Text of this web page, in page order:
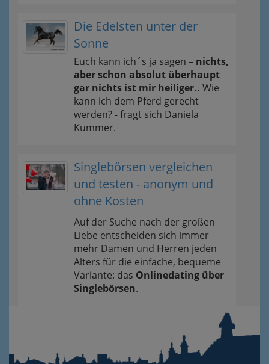
Die Edelsten unter der
Sonne
Euch kann ich´s ja sagen – nichts,
aber schon absolut überhaupt
gar nichts ist mir heiliger.. Wie
kann ich dem Pferd gerecht
werden? - fragt sich Daniela
Kummer.
Singlebörsen vergleichen
und testen - anonym und
ohne Kosten
Auf der Suche nach der großen
Liebe entscheiden sich immer
mehr Damen und Herren jeden
Alters für die einfache, bequeme
Variante: das Onlinedating über
Singlebörsen.